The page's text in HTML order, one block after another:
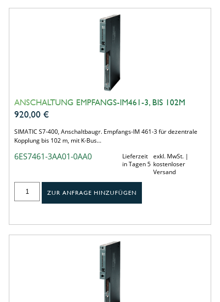
ANSCHALTUNG EMPFANGS-IM461-3, BIS 102M
920,00 €
SIMATIC S7-400, Anschaltbaugr. Empfangs-IM 461-3 für dezentrale
Kopplung bis 102 m, mit K-Bus…
6ES7461-3AA01-0AA0
Lieferzeit
in Tagen 5
exkl. MwSt. |
kostenloser
Versand
ZUR ANFRAGE HINZUFÜGEN